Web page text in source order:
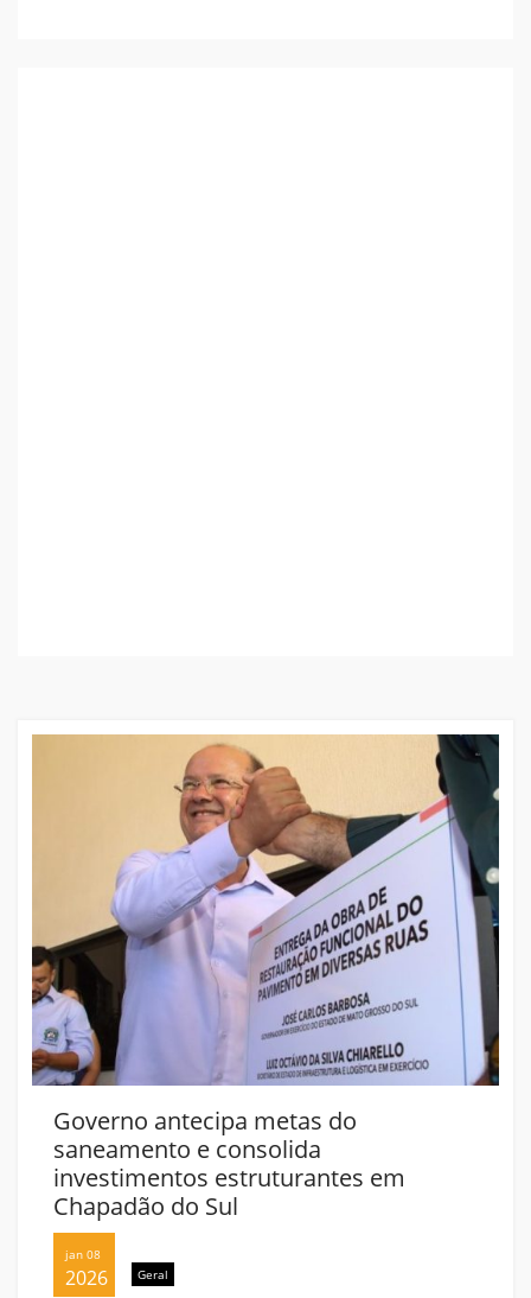
Governo antecipa metas do
saneamento e consolida
investimentos estruturantes em
Chapadão do Sul
jan 08
2026 Geral